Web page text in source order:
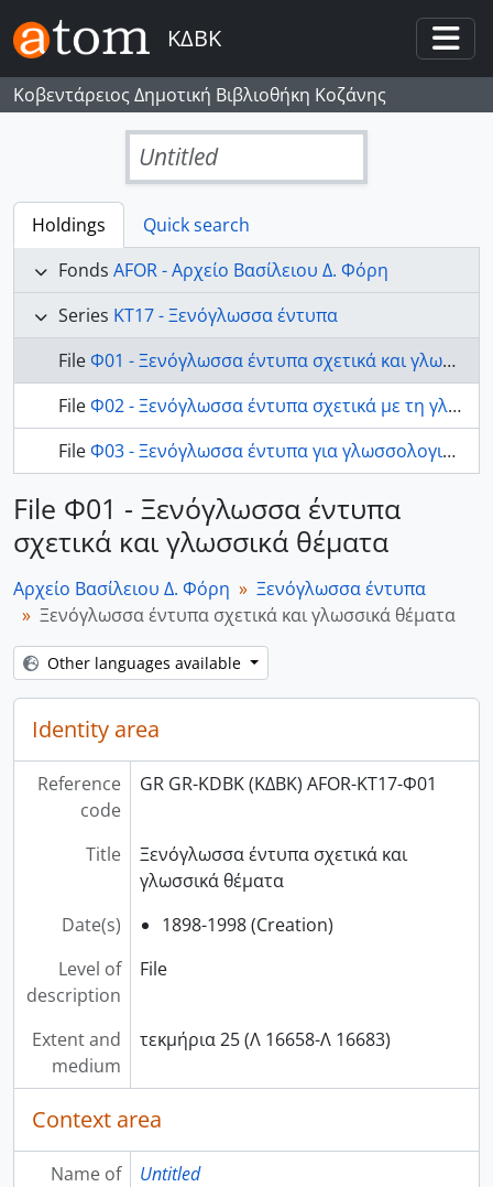
Skip to main content
ΚΔΒΚ
Κοβεντάρειος Δημοτική Βιβλιοθήκη Κοζάνης
Untitled
Holdings
Quick search
Fonds AFOR - Αρχείο Βασίλειου Δ. Φόρη
Series ΚΤ17 - Ξενόγλωσσα έντυπα
FileΦ01 - Ξενόγλωσσα έντυπα σχετικά και γλωσσικά θέματα
FileΦ02 - Ξενόγλωσσα έντυπα σχετικά με τη γλώσσα
FileΦ03 - Ξενόγλωσσα έντυπα για γλωσσολογικά θέματα
File Φ01 - Ξενόγλωσσα έντυπα
σχετικά και γλωσσικά θέματα
Αρχείο Βασίλειου Δ. Φόρη
Ξενόγλωσσα έντυπα
Ξενόγλωσσα έντυπα σχετικά και γλωσσικά θέματα
Other languages available
Identity area
Reference
code
GR GR-KDBK (ΚΔΒΚ) AFOR-ΚΤ17-Φ01
Title
Ξενόγλωσσα έντυπα σχετικά και
γλωσσικά θέματα
Date(s)
1898-1998 (Creation)
Level of
description
File
Extent and
medium
τεκμήρια 25 (Λ 16658-Λ 16683)
Context area
Name of
Untitled